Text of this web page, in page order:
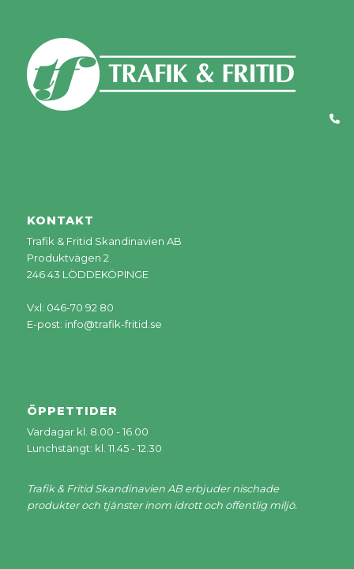
KONTAKT
Trafik & Fritid Skandinavien AB
Produktvägen 2
246 43 LÖDDEKÖPINGE
Vxl: 046-70 92 80
E-post: info@trafik-fritid.se
ÖPPETTIDER
Vardagar kl. 8.00 - 16.00
Lunchstängt: kl. 11.45 - 12.30
Trafik & Fritid Skandinavien AB erbjuder nischade
produkter och tjänster inom idrott och offentlig miljö.